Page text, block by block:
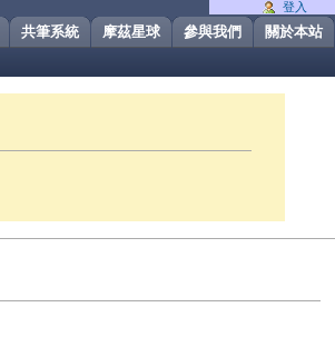
關於本站
參與我們
摩茲星球
共筆系統
登入